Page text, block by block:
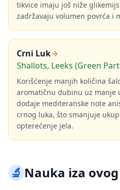
tikvice imaju još niže
zadržavaju volumen povrća i
Crni Luk→
Shallots, Leeks (Green
Korišćenje manjih količina
aromatičnu dubinu uz manje
dodaje mediteranske note
crnog luka, što smanjuje
opterećenje jela.
🔬Nauka iza